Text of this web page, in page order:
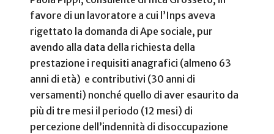
favore di un lavoratore a cui l’Inps aveva
rigettato la domanda di Ape sociale, pur
avendo alla data della richiesta della
prestazione i requisiti anagrafici (almeno 63
anni di età) e contributivi (30 anni di
versamenti) nonché quello di aver esaurito da
più di tre mesi il periodo (12 mesi) di
percezione dell’indennità di disoccupazione